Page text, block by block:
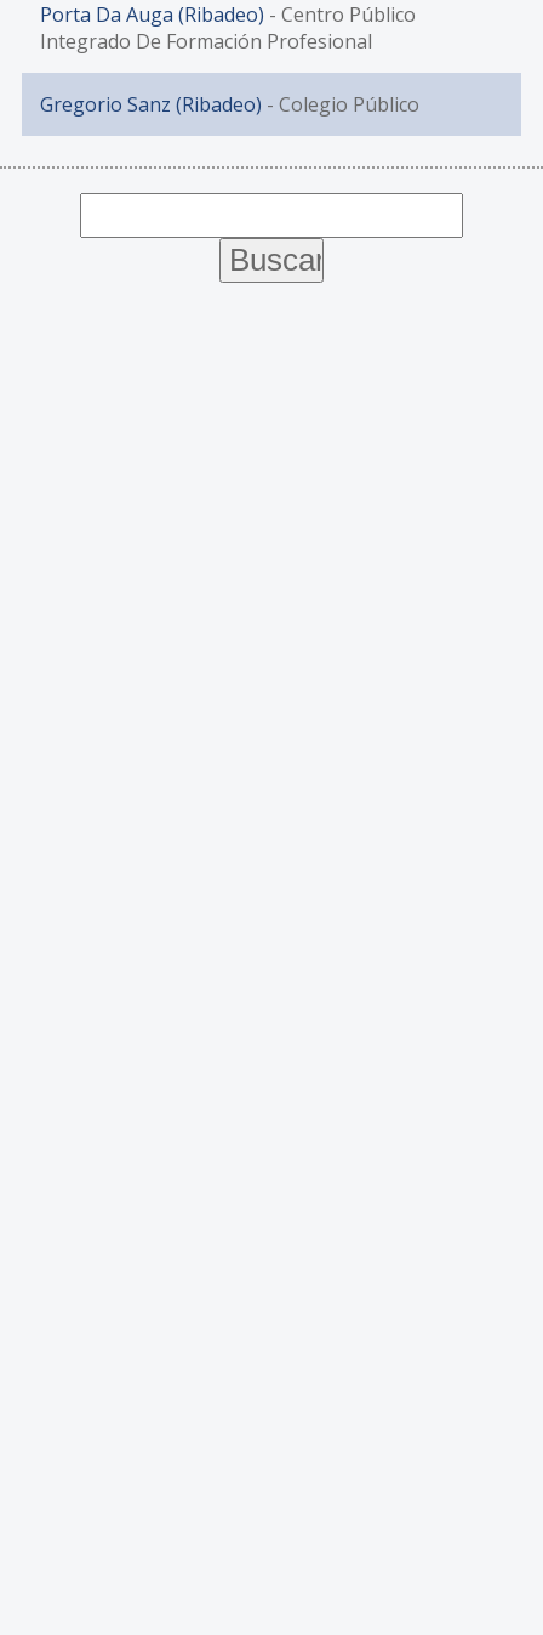
Porta Da Auga (Ribadeo) - Centro Público
Integrado De Formación Profesional
Gregorio Sanz (Ribadeo) - Colegio Público